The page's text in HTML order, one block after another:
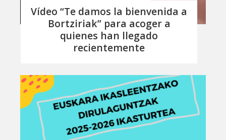
Vídeo “Te damos la bienvenida a
Bortziriak” para acoger a
quienes han llegado
recientemente